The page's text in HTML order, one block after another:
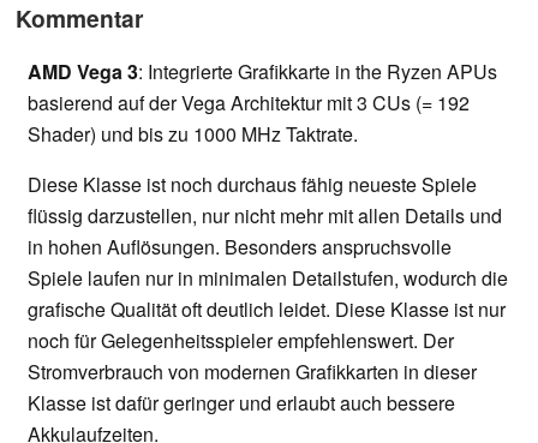
Kommentar
AMD Vega 3: Integrierte Grafikkarte in the Ryzen APUs
basierend auf der Vega Architektur mit 3 CUs (= 192
Shader) und bis zu 1000 MHz Taktrate.
Diese Klasse ist noch durchaus fähig neueste Spiele
flüssig darzustellen, nur nicht mehr mit allen Details und
in hohen Auflösungen. Besonders anspruchsvolle
Spiele laufen nur in minimalen Detailstufen, wodurch die
grafische Qualität oft deutlich leidet. Diese Klasse ist nur
noch für Gelegenheitsspieler empfehlenswert. Der
Stromverbrauch von modernen Grafikkarten in dieser
Klasse ist dafür geringer und erlaubt auch bessere
Akkulaufzeiten.